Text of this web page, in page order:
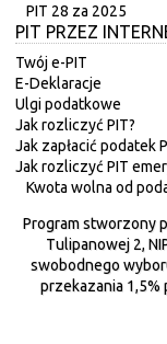
PIT 28 za 2025
PIT PRZEZ
Twój e-PIT
E-Deklaracje
Ulgi podatkowe
Jak rozliczyć PIT?
Jak zapłacić podatek
Jak rozliczyć PIT
Kwota wolna od
Program stworzony
Tulipanowej 2,
swobodnego
przekazania